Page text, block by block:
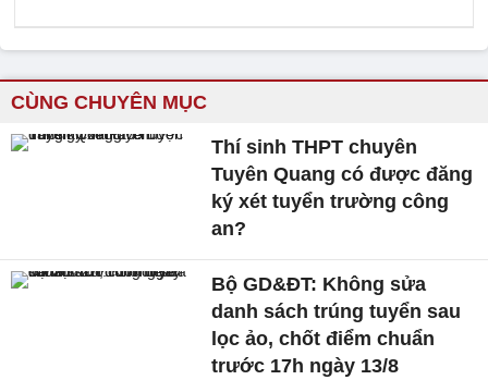
CÙNG CHUYÊN MỤC
Thí sinh THPT chuyên
Tuyên Quang có được đăng
ký xét tuyển trường công
an?
Bộ GD&ĐT: Không sửa
danh sách trúng tuyển sau
lọc ảo, chốt điểm chuẩn
trước 17h ngày 13/8